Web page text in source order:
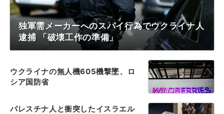
独軍需メーカーへのスパイ行為でウクライナ人
逮捕 「破壊工作の準備」
ウクライナの無人機605機撃墜、ロ
シア国防省
パレスチナ人と衝突したイスラエル